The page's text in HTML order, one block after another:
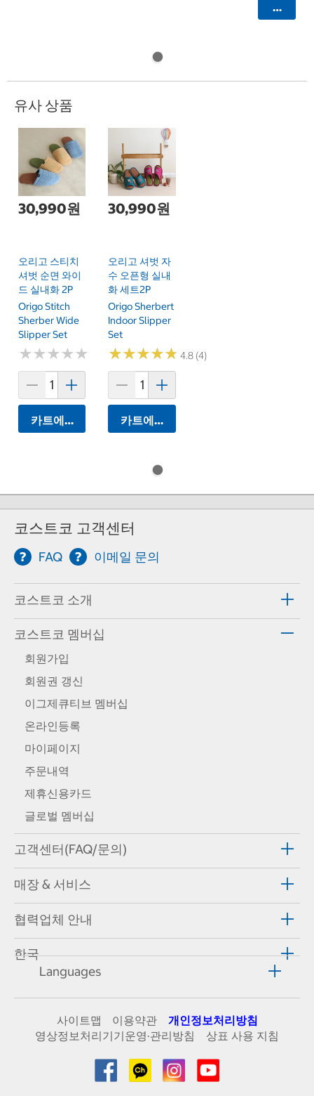
카트에
유사 상품
30,990원
오리고 스티치
셔벗 순면 와이
드 실내화 2P
Origo Stitch
Sherber Wide
Slipper Set
★★★★★
★★★★★
카트에 담기
30,990원
오리고 셔벗 자
수 오픈형 실내
화 세트2P
Origo Sherbert
Indoor Slipper
Set
★★★★★
★★★★★ 4.8 (4)
카트에 담기
코스트코 고객센터
FAQ 이메일 문의
코스트코 소개
코스트코 멤버십
회원가입
회원권 갱신
이그제큐티브 멤버십
온라인등록
마이페이지
주문내역
제휴신용카드
글로벌 멤버십
고객센터(FAQ/문의)
매장 & 서비스
협력업체 안내
한국
Languages
사이트맵 이용약관
개인정보처리방침
영상정보처리기기운영·관리방침
상표 사용 지침